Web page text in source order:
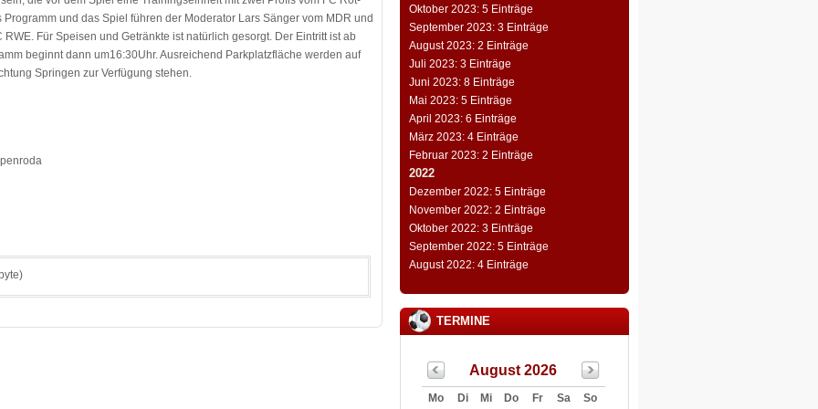
und das Spiel führen der Moderator Lars Sänger vom MDR und
Für Speisen und Getränkte ist natürlich gesorgt. Der Eintritt ist ab
beginnt dann um16:30Uhr. Ausreichend Parkplatzfläche werden auf
Springen zur Verfügung stehen.
Oktober 2023: 5 Einträge
September 2023: 3 Einträge
August 2023: 2 Einträge
Juli 2023: 3 Einträge
Juni 2023: 8 Einträge
Mai 2023: 5 Einträge
April 2023: 6 Einträge
März 2023: 4 Einträge
Februar 2023: 2 Einträge
2022
Dezember 2022: 5 Einträge
November 2022: 2 Einträge
Oktober 2022: 3 Einträge
September 2022: 5 Einträge
August 2022: 4 Einträge
TERMINE
August 2026
Mo Di Mi Do Fr Sa So